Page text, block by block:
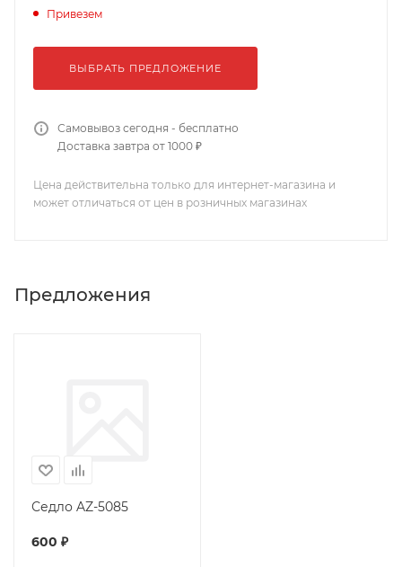
Привезем
ВЫБРАТЬ ПРЕДЛОЖЕНИЕ
Самовывоз сегодня - бесплатно
Доставка завтра от 1000 ₽
Цена действительна только для интернет-магазина и
может отличаться от цен в розничных магазинах
Предложения
Седло AZ-5085
600 ₽